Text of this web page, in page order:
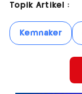
Topik Artikel :
Kemnaker